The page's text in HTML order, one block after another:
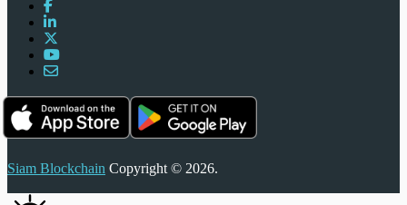
Siam Blockchain Copyright © 2026.